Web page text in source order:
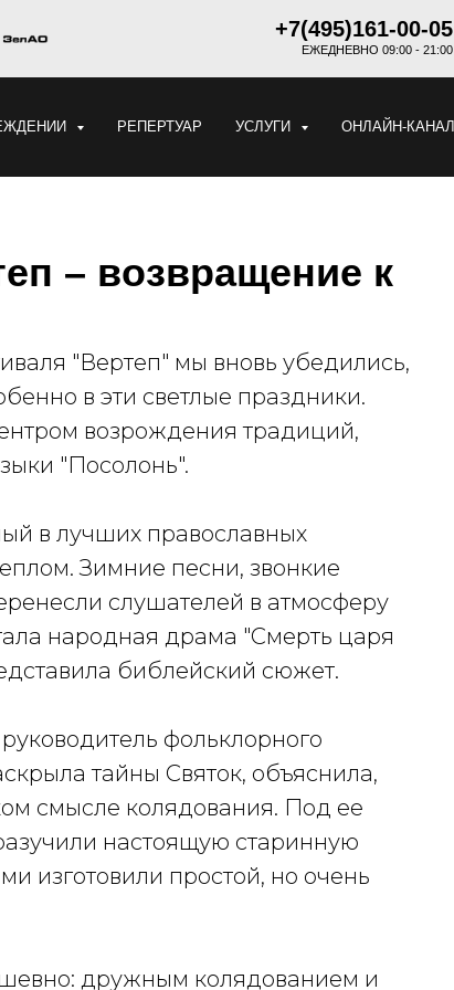
+7(495)161-00-05
ЕЖЕДНЕВНО 09:00 - 21:00
РЕПЕРТУАР УСЛУГИ ОНЛАЙН-КАНАЛ
– возвращение к
"Вертеп" мы вновь убедились,
в эти светлые праздники.
возрождения традиций,
"Посолонь".
в лучших православных
Зимние песни, звонкие
слушателей в атмосферу
народная драма "Смерть царя
библейский сюжет.
фольклорного
тайны Святок, объяснила,
смысле колядования. Под ее
настоящую старинную
изготовили простой, но очень
дружным колядованием и